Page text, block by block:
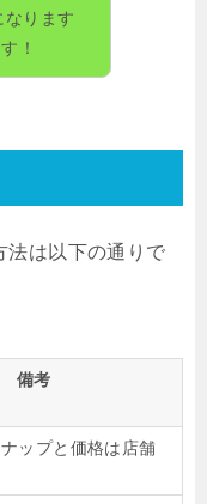
なります
！
法は以下の通りで
備考
ップと価格は店舗